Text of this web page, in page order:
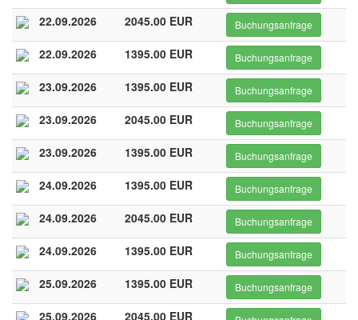
22.09.2026 2045.00 EUR Buchungsanfrage
22.09.2026 1395.00 EUR Buchungsanfrage
23.09.2026 1395.00 EUR Buchungsanfrage
23.09.2026 2045.00 EUR Buchungsanfrage
23.09.2026 1395.00 EUR Buchungsanfrage
24.09.2026 1395.00 EUR Buchungsanfrage
24.09.2026 2045.00 EUR Buchungsanfrage
24.09.2026 1395.00 EUR Buchungsanfrage
25.09.2026 1395.00 EUR Buchungsanfrage
25.09.2026 2045.00 EUR